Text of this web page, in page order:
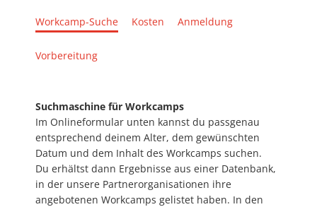
Workcamp-Suche Kosten Anmeldung
Vorbereitung
Suchmaschine für Workcamps
Im Onlineformular unten kannst du passgenau
entsprechend deinem Alter, dem gewünschten
Datum und dem Inhalt des Workcamps suchen.
Du erhältst dann Ergebnisse aus einer Datenbank,
in der unsere Partnerorganisationen ihre
angebotenen Workcamps gelistet haben. In den